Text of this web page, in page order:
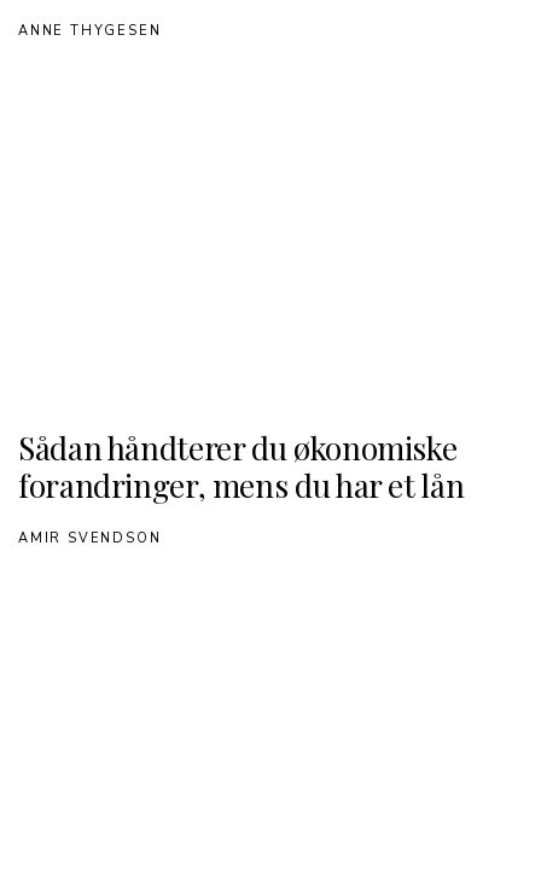
ANNE THYGESEN
Sådan håndterer du økonomiske
forandringer, mens du har et lån
AMIR SVENDSON